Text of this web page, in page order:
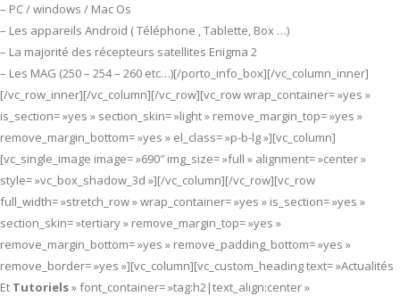
– PC / windows / Mac Os
– Les appareils Android ( Téléphone , Tablette, Box …)
– La majorité des récepteurs satellites Enigma 2
– Les MAG (250 – 254 – 260 etc…)[/porto_info_box][/vc_column_inner]
[/vc_row_inner][/vc_column][/vc_row][vc_row wrap_container= »yes »
is_section= »yes » section_skin= »light » remove_margin_top= »yes »
remove_margin_bottom= »yes » el_class= »p-b-lg »][vc_column]
[vc_single_image image= »690″ img_size= »full » alignment= »center »
style= »vc_box_shadow_3d »][/vc_column][/vc_row][vc_row
full_width= »stretch_row » wrap_container= »yes » is_section= »yes »
section_skin= »tertiary » remove_margin_top= »yes »
remove_margin_bottom= »yes » remove_padding_bottom= »yes »
remove_border= »yes »][vc_column][vc_custom_heading text= »Actualités
Et Tutoriels» font_container= »tag:h2|text_align:center »